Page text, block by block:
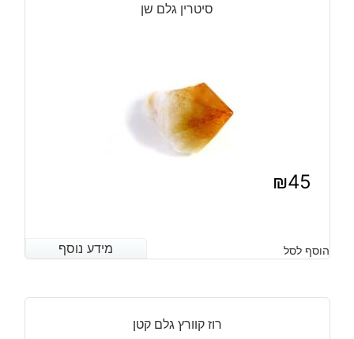
סיטרין גלם שן
₪45
מידע נוסף הוסף לסל מידע נוסף
רוז קוורץ גלם קטן